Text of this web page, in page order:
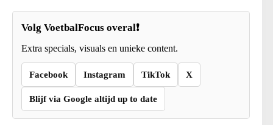
Volg VoetbalFocus overal❗
Extra specials, visuals en unieke content.
Facebook Instagram TikTok X
Blijf via Google altijd up to date